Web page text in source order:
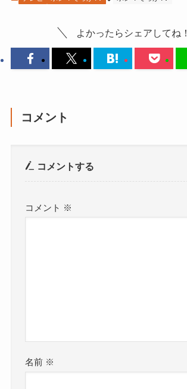
よかったらシェアしてね！
コメント
コメントする
コメント ※
名前 ※